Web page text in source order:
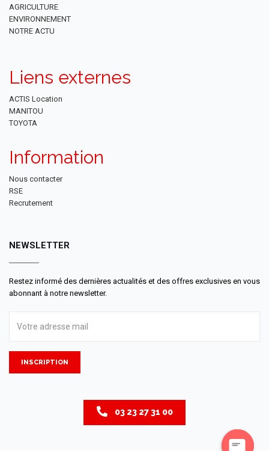
AGRICULTURE
ENVIRONNEMENT
NOTRE ACTU
Liens externes
ACTIS Location
MANITOU
TOYOTA
Information
Nous contacter
RSE
Recrutement
NEWSLETTER
Restez informé des dernières actualités et des offres exclusives en vous
abonnant à notre newsletter.
INSCRIPTION
03 23 27 31 00